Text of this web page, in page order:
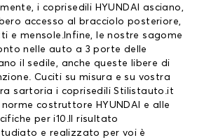
i coprisedili HYUNDAI asciano,
accesso al bracciolo posteriore,
e mensole.Infine, le nostre sagome
nelle auto a 3 porte delle
il sedile, anche queste libere di
Cuciti su misura e su vostra
sartoria i coprisedili Stilistauto.it
costruttore HYUNDAI e alle
per i10.Il risultato
e realizzato per voi è